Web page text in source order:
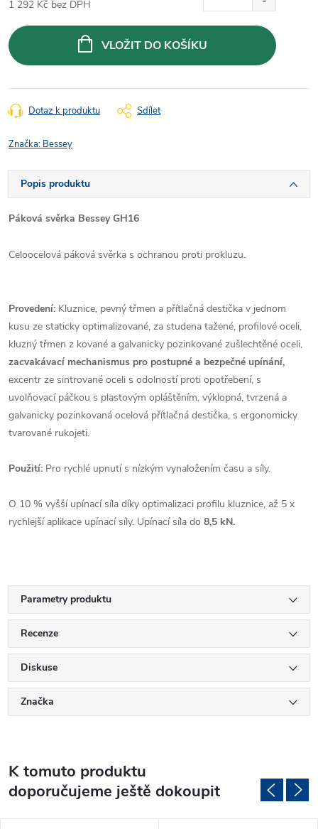
1 292 Kč bez DPH
cena:
VLOŽIT DO KOŠÍKU
Dotaz k produktu Sdílet
Značka: Bessey
Popis produktu
Páková svěrka Bessey GH16
Celoocelová páková svěrka s ochranou proti prokluzu.
Provedení: Kluznice, pevný třmen a přítlačná destička v jednom
kusu ze staticky optimalizované, za studena tažené, profilové oceli,
kluzný třmen z kované a galvanicky pozinkované zušlechtěné oceli,
zacvakávací mechanismus pro postupné a bezpečné upínání,
excentr ze sintrované oceli s odolností proti opotřebení, s
uvolňovací páčkou s plastovým opláštěním, výklopná, tvrzená a
galvanicky pozinkovaná ocelová přítlačná destička, s ergonomicky
tvarované rukojeti.
Použití: Pro rychlé upnutí s nízkým vynaložením času a síly.
O 10 % vyšší upínací síla díky optimalizaci profilu kluznice, až 5 x
rychlejší aplikace upínací síly. Upínací síla do 8,5 kN.
Parametry produktu
Recenze
Diskuse
Značka
K tomuto produktu
doporučujeme ještě dokoupit